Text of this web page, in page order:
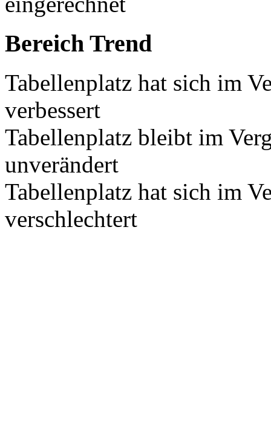
Bereich Trend
Tabellenplatz hat sich im
verbessert
Tabellenplatz bleibt im
unverändert
Tabellenplatz hat sich im
verschlechtert